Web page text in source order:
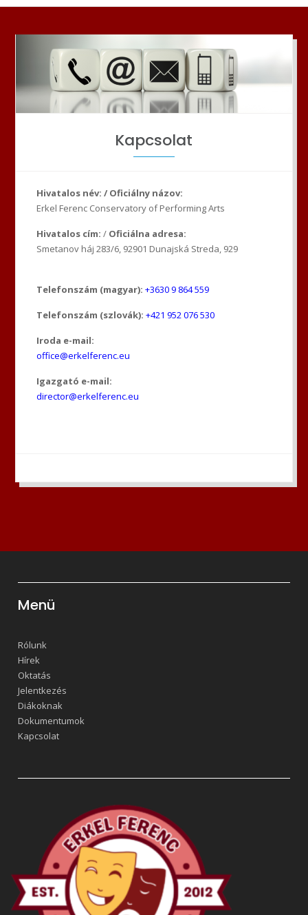
Kapcsolat
Hivatalos név: / Oficiálny názov:
Erkel Ferenc Conservatory of Performing Arts
Hivatalos cím: / Oficiálna adresa:
Smetanov háj 283/6, 92901 Dunajská Streda, 929
Telefonszám (magyar): +3630 9 864 559
Telefonszám (szlovák): +421 952 076 530
Iroda e-mail:
office@erkelferenc.eu
Igazgató e-mail:
director@erkelferenc.eu
Menü
Rólunk
Hírek
Oktatás
Jelentkezés
Diákoknak
Dokumentumok
Kapcsolat